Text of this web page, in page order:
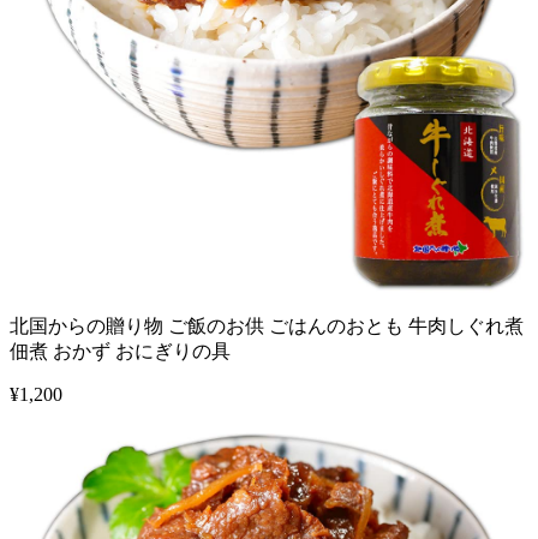
北国からの贈り物 ご飯のお供 ごはんのおとも 牛肉しぐれ煮
佃煮 おかず おにぎりの具
¥1,200